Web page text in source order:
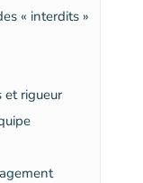
« interdits »
et rigueur